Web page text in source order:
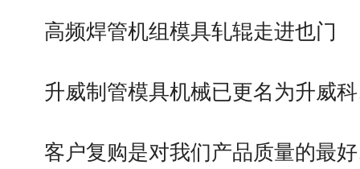
高频焊管机组模具轧辊走进也门
升威制管模具机械已更名为升威
客户复购是对我们产品质量的最